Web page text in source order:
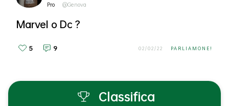
Pro @Genova
Marvel o Dc ?
5 9 02/02/22 PARLIAMONE!
Classifica